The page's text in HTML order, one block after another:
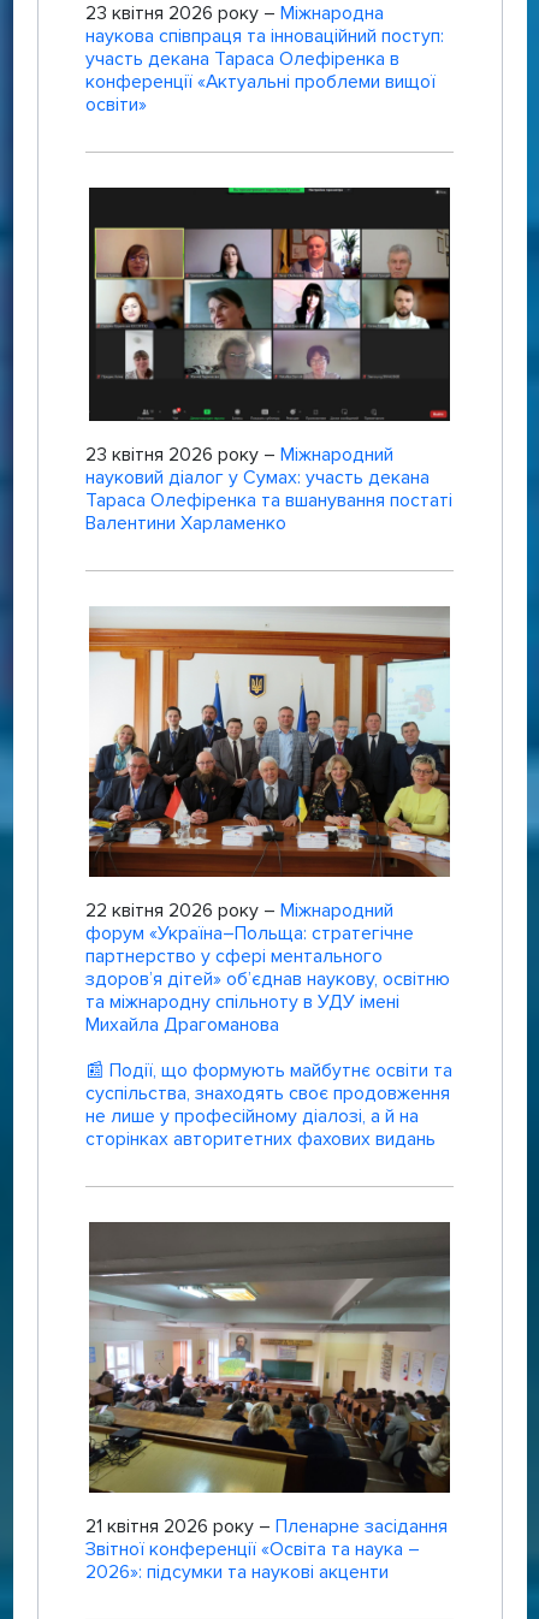
23 квітня 2026 року – Міжнародна
наукова співпраця та інноваційний поступ:
участь декана Тараса Олефіренка в
конференції «Актуальні проблеми вищої
освіти»
23 квітня 2026 року – Міжнародний
науковий діалог у Сумах: участь декана
Тараса Олефіренка та вшанування постаті
Валентини Харламенко
22 квітня 2026 року – Міжнародний
форум «Україна–Польща: стратегічне
партнерство у сфері ментального
здоров’я дітей» об’єднав наукову, освітню
та міжнародну спільноту в УДУ імені
Михайла Драгоманова
📰 Події, що формують майбутнє освіти та
суспільства, знаходять своє продовження
не лише у професійному діалозі, а й на
сторінках авторитетних фахових видань
21 квітня 2026 року – Пленарне засідання
Звітної конференції «Освіта та наука –
2026»: підсумки та наукові акценти